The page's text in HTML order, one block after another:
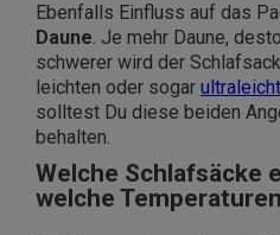
Ebenfalls Einfluss auf das
Daune. Je mehr Daune,
schwerer wird der
leichten oder sogar
solltest Du diese beiden
behalten.
Welche Schlafsäcke
welche